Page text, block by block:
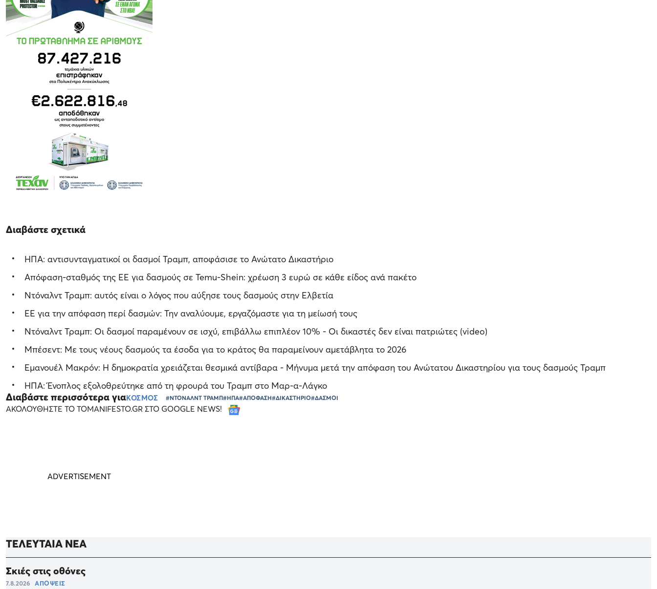
Διαβάστε σχετικά
ΗΠΑ: αντισυνταγματικοί οι δασμοί Τραμπ, αποφάσισε το Ανώτατο Δικαστήριο
Απόφαση-σταθμός της ΕΕ για δασμούς σε Temu-Shein: χρέωση 3 ευρώ σε κάθε είδος ανά πακέτο
Ντόναλντ Τραμπ: αυτός είναι ο λόγος που αύξησε τους δασμούς στην Ελβετία
ΕΕ για την απόφαση περί δασμών: Την αναλύουμε, εργαζόμαστε για τη μείωσή τους
Ντόναλντ Τραμπ: Οι δασμοί παραμένουν σε ισχύ, επιβάλλω επιπλέον 10% - Οι δικαστές δεν είναι πατριώτες (video)
Μπέσεντ: Με τους νέους δασμούς τα έσοδα για το κράτος θα παραμείνουν αμετάβλητα το 2026
Εμανουέλ Μακρόν: Η δημοκρατία χρειάζεται θεσμικά αντίβαρα - Μήνυμα μετά την απόφαση του Ανώτατου Δικαστηρίου για τους δασμούς Τραμπ
ΗΠΑ: Ένοπλος εξολοθρεύτηκε από τη φρουρά του Τραμπ στο Μαρ-α-Λάγκο
Διαβάστε περισσότερα γιαΚΟΣΜΟΣ #ΝΤΟΝΑΛΝΤ ΤΡΑΜΠ#ΗΠΑ#ΑΠΟΦΑΣΗ#ΔΙΚΑΣΤΗΡΙΟ#ΔΑΣΜΟΙ
ΑΚΟΛΟΥΘΗΣΤΕ ΤΟ TOMANIFESTO.GR ΣΤΟ GOOGLE NEWS!
ΤΕΛΕΥΤΑΙΑ ΝΕΑ
Σκιές στις οθόνες
7.8.2026 ΑΠΟΨΕΙΣ